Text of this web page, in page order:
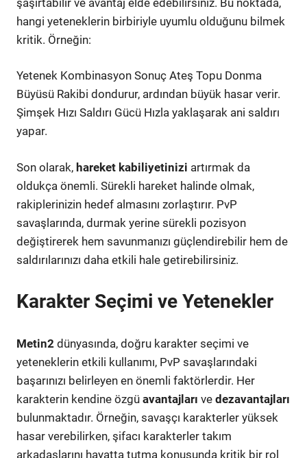
hangi yeteneklerin birbiriyle uyumlu olduğunu bilmek
kritik. Örneğin:
Yetenek Kombinasyon Sonuç Ateş Topu Donma
Büyüsü Rakibi dondurur, ardından büyük hasar verir.
Şimşek Hızı Saldırı Gücü Hızla yaklaşarak ani saldırı
yapar.
Son olarak, hareket kabiliyetinizi artırmak da
oldukça önemli. Sürekli hareket halinde olmak,
rakiplerinizin hedef almasını zorlaştırır. PvP
savaşlarında, durmak yerine sürekli pozisyon
değiştirerek hem savunmanızı güçlendirebilir hem de
saldırılarınızı daha etkili hale getirebilirsiniz.
Karakter Seçimi ve Yetenekler
Metin2 dünyasında, doğru karakter seçimi ve
yeteneklerin etkili kullanımı, PvP savaşlarındaki
başarınızı belirleyen en önemli faktörlerdir. Her
karakterin kendine özgü avantajları ve dezavantajları
bulunmaktadır. Örneğin, savaşçı karakterler yüksek
hasar verebilirken, şifacı karakterler takım
arkadaşlarını hayatta tutma konusunda kritik bir rol